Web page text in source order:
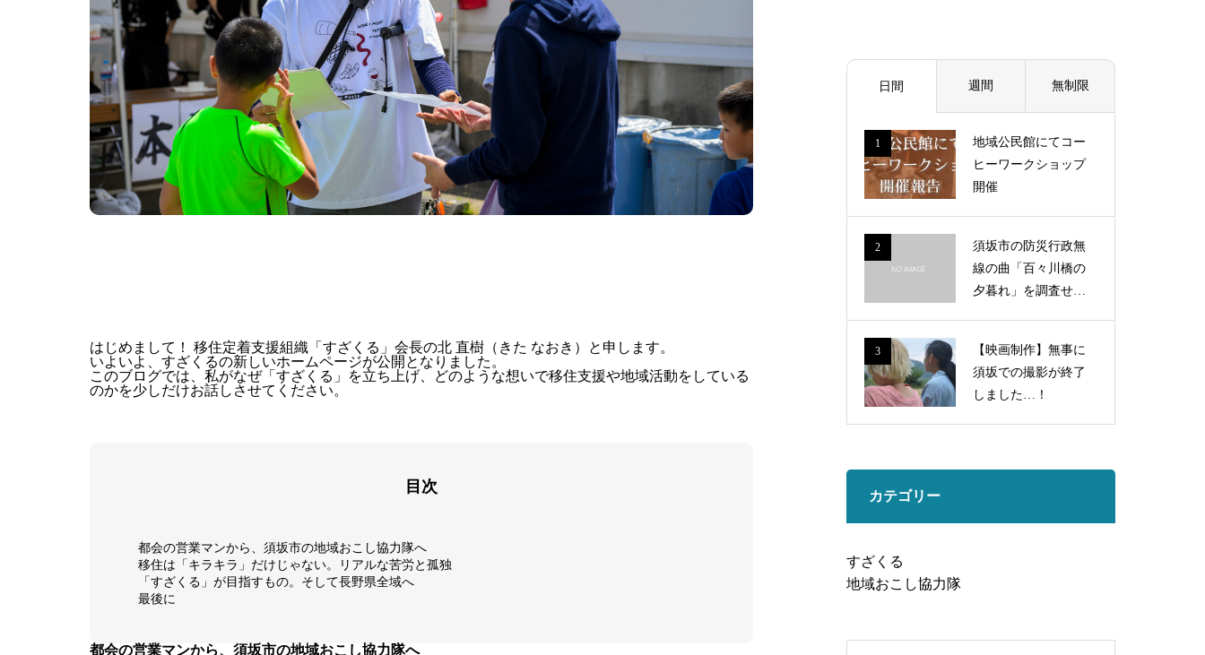
はじめまして！ 移住定着支援組織「すざくる」会長の北 直樹（きた なおき）と申します。
いよいよ、すざくるの新しいホームページが公開となりました。
このブログでは、私がなぜ「すざくる」を立ち上げ、どのような想いで移住支援や地域活動をしている
のかを少しだけお話しさせてください。
目次
都会の営業マンから、須坂市の地域おこし協力隊へ
移住は「キラキラ」だけじゃない。リアルな苦労と孤独
「すざくる」が目指すもの。そして長野県全域へ
最後に
都会の営業マンから、須坂市の地域おこし協力隊へ
日間 週間 無制限
1
地域公民館にてコー
ヒーワークショップ
開催
2
須坂市の防災行政無
線の曲「百々川橋の
夕暮れ」を調査せ
3
【映画制作】無事に
須坂での撮影が終了
しました…！
カテゴリー
すざくる
地域おこし協力隊